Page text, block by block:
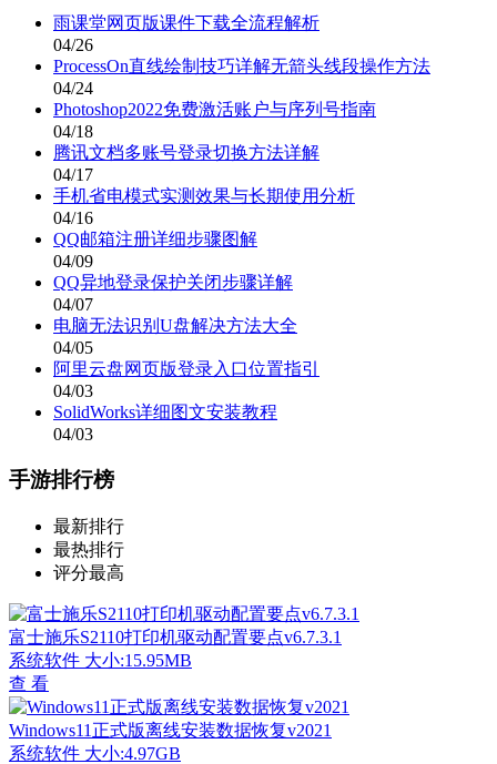
雨课堂网页版课件下载全流程解析
04/26
ProcessOn直线绘制技巧详解无箭头线段操作方法
04/24
Photoshop2022免费激活账户与序列号指南
04/18
腾讯文档多账号登录切换方法详解
04/17
手机省电模式实测效果与长期使用分析
04/16
QQ邮箱注册详细步骤图解
04/09
QQ异地登录保护关闭步骤详解
04/07
电脑无法识别U盘解决方法大全
04/05
阿里云盘网页版登录入口位置指引
04/03
SolidWorks详细图文安装教程
04/03
手游排行榜
最新排行
最热排行
评分最高
富士施乐S2110打印机驱动配置要点v6.7.3.1
系统软件 大小:15.95MB
查 看
Windows11正式版离线安装数据恢复v2021
系统软件 大小:4.97GB